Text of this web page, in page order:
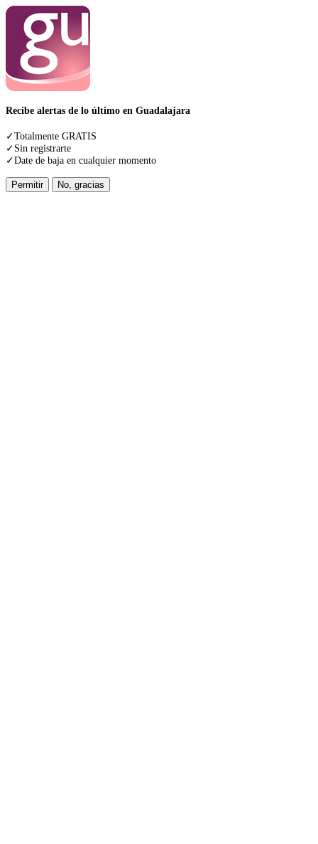
Recibe alertas de lo último en Guadalajara
✓Totalmente GRATIS
✓Sin registrarte
✓Date de baja en cualquier momento
Permitir No, gracias